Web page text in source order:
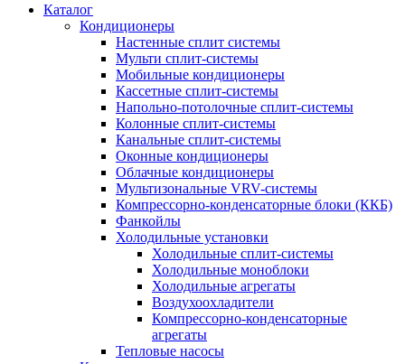
Каталог
Кондиционеры
Настенные сплит системы
Мульти сплит-системы
Мобильные кондиционеры
Кассетные сплит-системы
Напольно-потолочные сплит-системы
Колонные сплит-системы
Канальные сплит-системы
Оконные кондиционеры
Облачные кондиционеры
Мультизональные VRV-системы
Компрессорно-конденсаторные блоки (ККБ)
Фанкойлы
Холодильные установки
Холодильные сплит-системы
Холодильные моноблоки
Холодильные агрегаты
Воздухоохладители
Компрессорно-конденсаторные
агрегаты
Тепловые насосы